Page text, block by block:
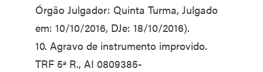
Órgão Julgador: Quinta Turma, Julgado
em: 10/10/2016, DJe: 18/10/2016).
10. Agravo de instrumento improvido.
TRF 5ª R., AI 0809385-